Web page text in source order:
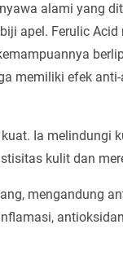
alami yang
apel. Ferulic
memiliki efek
Ia melindungi
kulit dan
mengandung